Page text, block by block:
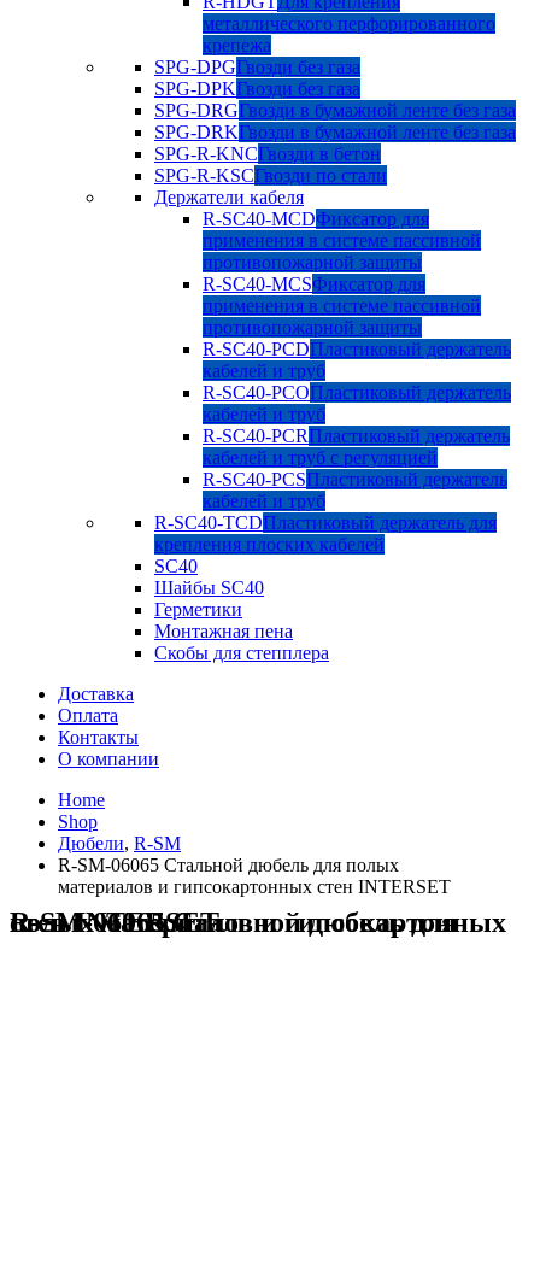
металлического перфорированного
крепежа
SPG-DPGГвозди без газа
SPG-DPKГвозди без газа
SPG-DRGГвозди в бумажной ленте без газа
SPG-DRKГвозди в бумажной ленте без газа
SPG-R-KNCГвозди в бетон
SPG-R-KSCГвозди по стали
Держатели кабеля
R-SC40-MCDФиксатор для
применения в системе пассивной
противопожарной защиты
R-SC40-MCSФиксатор для
применения в системе пассивной
противопожарной защиты
R-SC40-PCDПластиковый держатель
кабелей и труб
R-SC40-PCOПластиковый держатель
кабелей и труб
R-SC40-PCRПластиковый держатель
кабелей и труб с регуляцией
R-SC40-PCSПластиковый держатель
кабелей и труб
R-SC40-TCDПластиковый держатель для
крепления плоских кабелей
SC40
Шайбы SC40
Герметики
Монтажная пена
Скобы для степплера
Доставка
Оплата
Контакты
О компании
Home
Shop
Дюбели, R-SM
R-SM-06065 Стальной дюбель для полых
материалов и гипсокартонных стен INTERSET
R-SM-06065 Стальной дюбель для полых материалов и гипсокартонных стен INTERSET